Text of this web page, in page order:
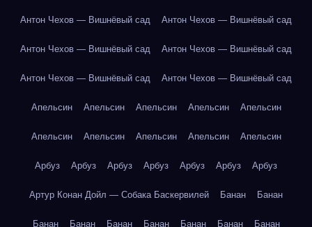
Антон Чехов — Вишнёвый сад Антон Чехов — Вишнёвый сад
Антон Чехов — Вишнёвый сад Антон Чехов — Вишнёвый сад
Антон Чехов — Вишнёвый сад Антон Чехов — Вишнёвый сад
Апельсин Апельсин Апельсин Апельсин Апельсин
Апельсин Апельсин Апельсин Апельсин Апельсин
Арбуз Арбуз Арбуз Арбуз Арбуз Арбуз Арбуз
Артур Конан Дойл — Собака Баскервилей Банан Банан
Банан Банан Банан Банан Банан Банан Банан